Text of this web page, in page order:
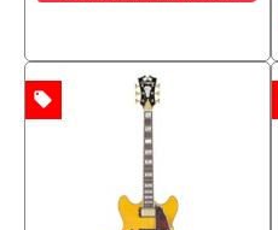
local_offer